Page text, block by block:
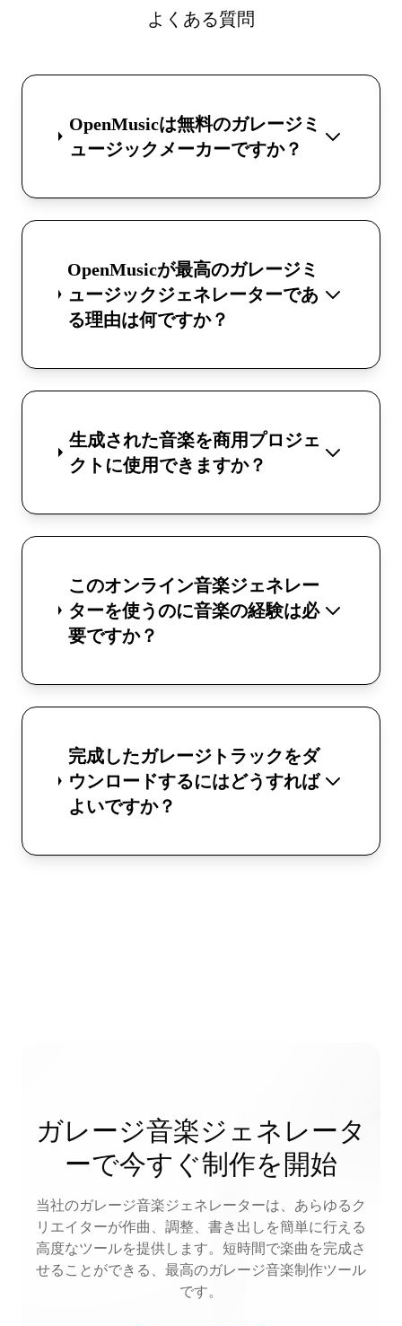
よくある質問
OpenMusicは無料のガレージミ
ュージックメーカーですか？
OpenMusicが最高のガレージミ
ュージックジェネレーターであ
る理由は何ですか？
生成された音楽を商用プロジェ
クトに使用できますか？
このオンライン音楽ジェネレー
ターを使うのに音楽の経験は必
要ですか？
完成したガレージトラックをダ
ウンロードするにはどうすれば
よいですか？
ガレージ音楽ジェネレータ
ーで今すぐ制作を開始
当社のガレージ音楽ジェネレーターは、あらゆるク
リエイターが作曲、調整、書き出しを簡単に行える
高度なツールを提供します。短時間で楽曲を完成さ
せることができる、最高のガレージ音楽制作ツール
です。